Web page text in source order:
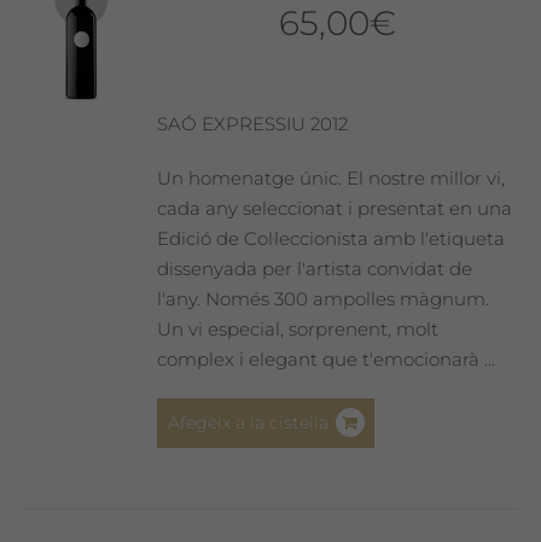
65,00€
SAÓ EXPRESSIU 2012
Un homenatge únic. El nostre millor vi,
cada any seleccionat i presentat en una
Edició de Col·leccionista amb l'etiqueta
dissenyada per l'artista convidat de
l'any. Només 300 ampolles màgnum.
Un vi especial, sorprenent, molt
complex i elegant que t'emocionarà ...
Afegeix a la cistella